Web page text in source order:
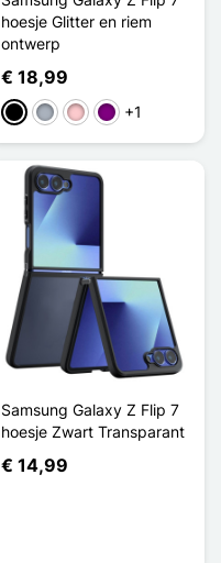
hoesje Glitter en riem
ontwerp
€ 18,99
ZwartGrijsRozePurper
+1
Samsung Galaxy Z Flip 7
hoesje Zwart Transparant
€ 14,99